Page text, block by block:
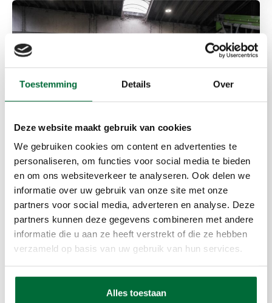
Toestemming Details Over
Deze website maakt gebruik van cookies
We gebruiken cookies om content en advertenties te
personaliseren, om functies voor social media te bieden
en om ons websiteverkeer te analyseren. Ook delen we
informatie over uw gebruik van onze site met onze
partners voor social media, adverteren en analyse. Deze
partners kunnen deze gegevens combineren met andere
informatie die u aan ze heeft verstrekt of die ze hebben
verzameld op basis van uw gebruik van hun services.
Alles toestaan
11.03.2026
Biostoom Beringen
FROMTO stopt haar activiteiten in
FROMTO sluit de fabriek in Houthalen. De site
waar men restplastics verwerkt tot nieuwe